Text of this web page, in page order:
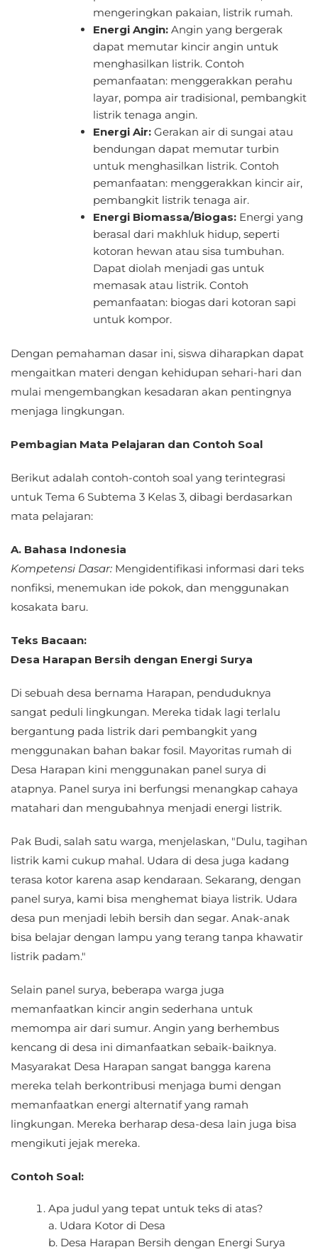
mengeringkan pakaian, listrik rumah.
Energi Angin:Angin yang bergerak
dapat memutar kincir angin untuk
menghasilkan listrik. Contoh
pemanfaatan: menggerakkan perahu
layar, pompa air tradisional, pembangkit
listrik tenaga angin.
Energi Air:Gerakan air di sungai atau
bendungan dapat memutar turbin
untuk menghasilkan listrik. Contoh
pemanfaatan: menggerakkan kincir air,
pembangkit listrik tenaga air.
Energi Biomassa/Biogas:Energi yang
berasal dari makhluk hidup, seperti
kotoran hewan atau sisa tumbuhan.
Dapat diolah menjadi gas untuk
memasak atau listrik. Contoh
pemanfaatan: biogas dari kotoran sapi
untuk kompor.
Dengan pemahaman dasar ini, siswa diharapkan dapat
mengaitkan materi dengan kehidupan sehari-hari dan
mulai mengembangkan kesadaran akan pentingnya
menjaga lingkungan.
Pembagian Mata Pelajaran dan Contoh Soal
Berikut adalah contoh-contoh soal yang terintegrasi
untuk Tema 6 Subtema 3 Kelas 3, dibagi berdasarkan
mata pelajaran:
A. Bahasa Indonesia
Kompetensi Dasar: Mengidentifikasi informasi dari teks
nonfiksi, menemukan ide pokok, dan menggunakan
kosakata baru.
Teks Bacaan:
Desa Harapan Bersih dengan Energi Surya
Di sebuah desa bernama Harapan, penduduknya
sangat peduli lingkungan. Mereka tidak lagi terlalu
bergantung pada listrik dari pembangkit yang
menggunakan bahan bakar fosil. Mayoritas rumah di
Desa Harapan kini menggunakan panel surya di
atapnya. Panel surya ini berfungsi menangkap cahaya
matahari dan mengubahnya menjadi energi listrik.
Pak Budi, salah satu warga, menjelaskan, "Dulu, tagihan
listrik kami cukup mahal. Udara di desa juga kadang
terasa kotor karena asap kendaraan. Sekarang, dengan
panel surya, kami bisa menghemat biaya listrik. Udara
desa pun menjadi lebih bersih dan segar. Anak-anak
bisa belajar dengan lampu yang terang tanpa khawatir
listrik padam."
Selain panel surya, beberapa warga juga
memanfaatkan kincir angin sederhana untuk
memompa air dari sumur. Angin yang berhembus
kencang di desa ini dimanfaatkan sebaik-baiknya.
Masyarakat Desa Harapan sangat bangga karena
mereka telah berkontribusi menjaga bumi dengan
memanfaatkan energi alternatif yang ramah
lingkungan. Mereka berharap desa-desa lain juga bisa
mengikuti jejak mereka.
Contoh Soal:
Apa judul yang tepat untuk teks di atas?
a. Udara Kotor di Desa
b. Desa Harapan Bersih dengan Energi Surya